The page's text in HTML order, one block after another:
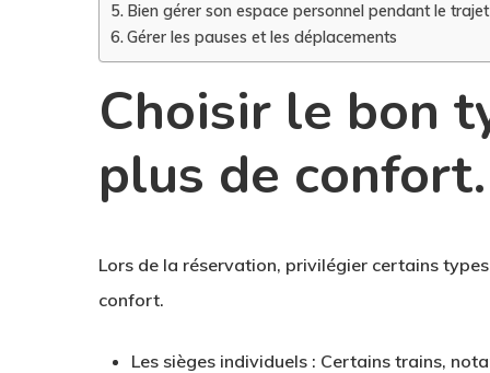
Bien gérer son espace personnel pendant le trajet
Gérer les pauses et les déplacements
Choisir le bon
plus de confort.
Lors de la réservation, privilégier certains
confort.
Les sièges individuels : Certains trains,